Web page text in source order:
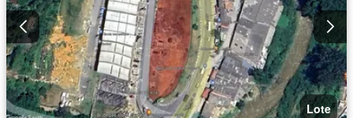
Lote